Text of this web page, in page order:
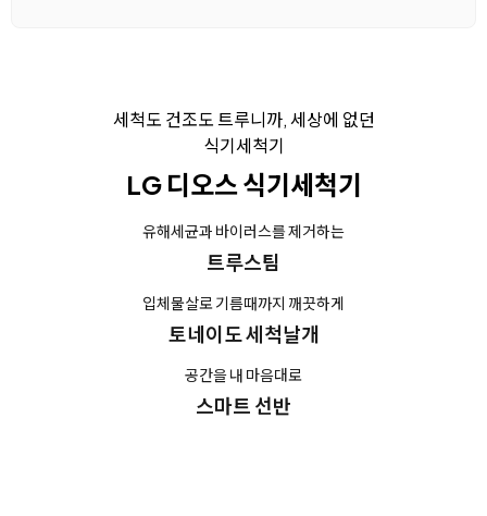
세척도 건조도 트루니까, 세상에 없던
식기세척기
LG 디오스 식기세척기
유해세균과 바이러스를 제거하는
트루스팀
입체물살로 기름때까지 깨끗하게
토네이도 세척날개
공간을 내 마음대로
스마트 선반